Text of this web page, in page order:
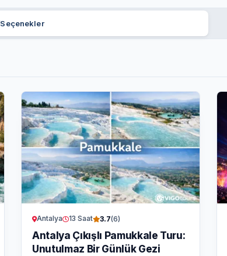
Seçenekler
Antalya 13 Saat 3.7(6)
Antalya Çıkışlı Pamukkale Turu:
Unutulmaz Bir Günlük Gezi